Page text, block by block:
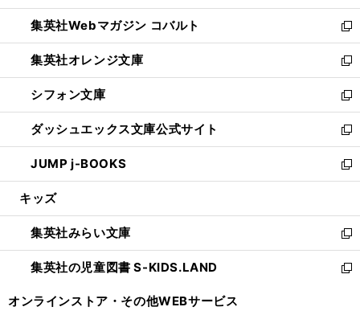
開
く
ウ
で
開
く
ン
ド
ウ
で
開
く
ウ
ィ
ン
ド
ウ
で
開
く
集英社Webマガジン コバルト
新
し
い
ウ
ィ
ン
ド
ウ
で
開
集英社オレンジ文庫
新
し
い
ウ
ィ
ン
ド
ウ
開
く
シフォン文庫
新
し
い
ウ
ィ
ン
ウ
で
開
く
ダッシュエックス文庫公式サイト
新
し
い
ウ
ン
ド
ウ
で
JUMP j-BOOKS
新
し
ウ
ィ
ン
ド
キッズ
集英社みらい文庫
新
し
い
集英社の児童図書 S-KIDS.LAND
新
オンラインストア・ その他WEBサービス